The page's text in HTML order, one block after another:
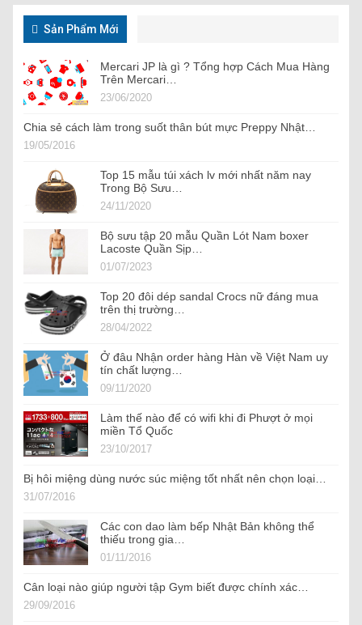
Sản Phẩm Mới
Mercari JP là gì ? Tổng hợp Cách Mua Hàng
Trên Mercari…
23/06/2020
Chia sẻ cách làm trong suốt thân bút mực Preppy Nhật…
19/05/2016
Top 15 mẫu túi xách lv mới nhất năm nay
Trong Bộ Sưu…
24/11/2020
Bộ sưu tập 20 mẫu Quần Lót Nam boxer
Lacoste Quần Sịp…
01/07/2023
Top 20 đôi dép sandal Crocs nữ đáng mua
trên thị trường…
28/04/2022
Ở đâu Nhận order hàng Hàn về Việt Nam uy
tín chất lượng…
09/11/2020
Làm thế nào để có wifi khi đi Phượt ở mọi
miền Tổ Quốc
23/10/2017
Bị hôi miệng dùng nước súc miệng tốt nhất nên chọn loại…
31/07/2016
Các con dao làm bếp Nhật Bản không thể
thiếu trong gia…
01/11/2016
Cân loại nào giúp người tập Gym biết được chính xác…
29/09/2016